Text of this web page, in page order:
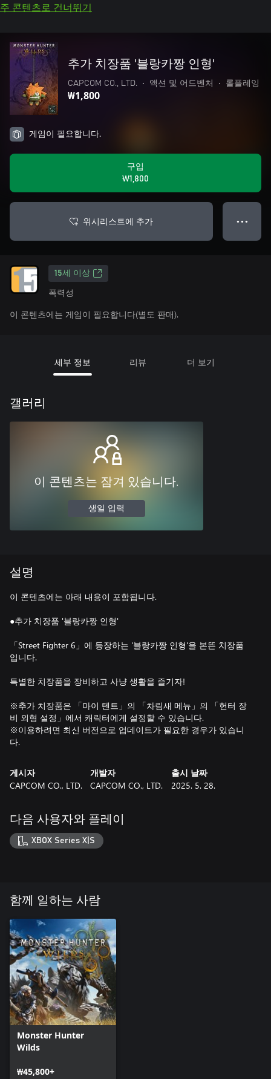
주 콘텐츠로 건너뛰기
추가 치장품 '블랑카짱 인형'
CAPCOM CO., LTD. • 액션 및 어드벤처 • 롤플레잉
₩1,800
게임이 필요합니다.
구입
₩1,800
위시리스트에 추가 ● ● ●
15세 이상
폭력성
이 콘텐츠에는 게임이 필요합니다(별도 판매).
세부 정보 리뷰 더 보기
갤러리
이 콘텐츠는 잠겨 있습니다.
생일 입력
설명
이 콘텐츠에는 아래 내용이 포함됩니다.
●추가 치장품 '블랑카짱 인형'
「Street Fighter 6」에 등장하는 '블랑카짱 인형'을 본뜬 치장품
입니다.
특별한 치장품을 장비하고 사냥 생활을 즐기자!
※추가 치장품은 「마이 텐트」의 「차림새 메뉴」의 「헌터 장
비 외형 설정」에서 캐릭터에게 설정할 수 있습니다.
※이용하려면 최신 버전으로 업데이트가 필요한 경우가 있습니
다.
게시자
CAPCOM CO., LTD.
개발자
CAPCOM CO., LTD.
출시 날짜
2025. 5. 28.
다음 사용자와 플레이
XBOX Series X|S
함께 일하는 사람
Monster Hunter
Wilds
₩45,800+